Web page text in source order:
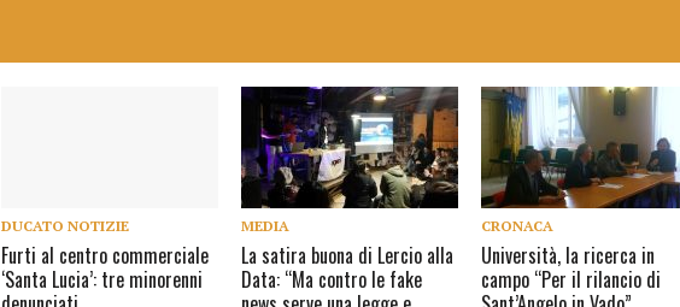
DUCATO NOTIZIE
Furti al centro commerciale
‘Santa Lucia’: tre minorenni
MEDIA
La satira buona di Lercio alla
Data: “Ma contro le fake
CRONACA
Università, la ricerca in
campo “Per il rilancio di